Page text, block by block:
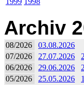
Archiv
08/2026
03.08.2026
07/2026
27.07.2026
06/2026
29.06.2026
05/2026
25.05.2026